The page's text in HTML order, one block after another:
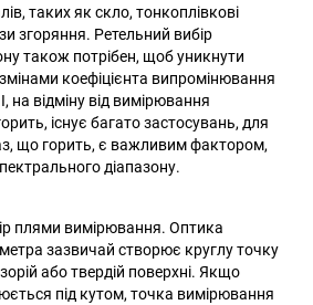
таких як скло, тонкоплівкові
згоряння. Ретельний вибір
також потрібен, щоб уникнути
коефіцієнта випромінювання
на відміну від вимірювання
існує багато застосувань, для
що горить, є важливим фактором,
діапазону.
плями вимірювання. Оптика
зазвичай створює круглу точку
або твердій поверхні. Якщо
під кутом, точка вимірювання